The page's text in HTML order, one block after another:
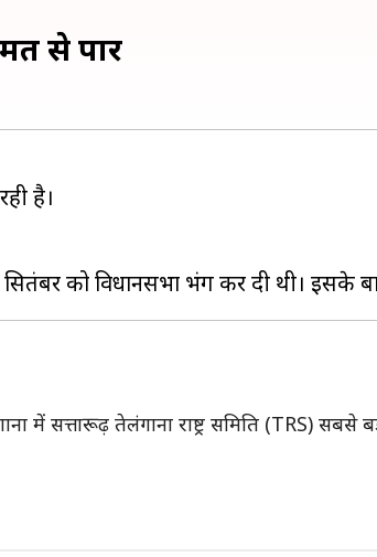
से पार
है।
सत्तारूढ़ तेलंगाना राष्ट्र समिति (TRS) सबसे